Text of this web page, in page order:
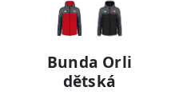
Bunda Orli
dětská